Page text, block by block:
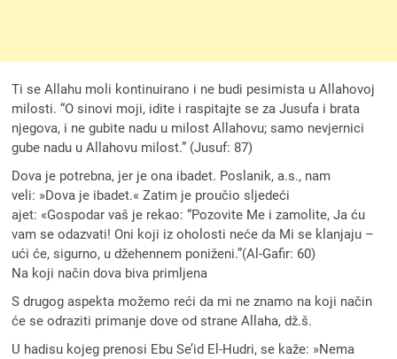
Ti se Allahu moli kontinuirano i ne budi pesimista u Allahovoj
milosti. “O sinovi moji, idite i raspitajte se za Jusufa i brata
njegova, i ne gubite nadu u milost Allahovu; samo nevjernici
gube nadu u Allahovu milost.” (Jusuf: 87)
Dova je potrebna, jer je ona ibadet. Poslanik, a.s., nam
veli: »Dova je ibadet.« Zatim je proučio sljedeći
ajet: «Gospodar vaš je rekao: “Pozovite Me i zamolite, Ja ću
vam se odazvati! Oni koji iz oholosti neće da Mi se klanjaju –
ući će, sigurno, u džehennem poniženi.”(Al-Gafir: 60)
Na koji način dova biva primljena
S drugog aspekta možemo reći da mi ne znamo na koji način
će se odraziti primanje dove od strane Allaha, dž.š.
U hadisu kojeg prenosi Ebu Se’id El-Hudri, se kaže: »Nema